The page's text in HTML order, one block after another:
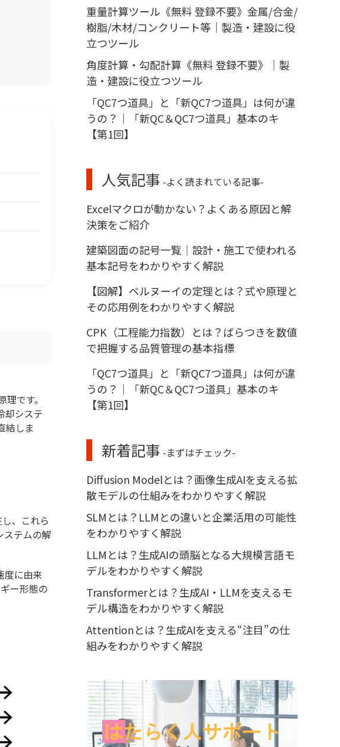
です。
却システ
結しま
、これら
ステムの解
度に由来
ー形態の
重量計算ツール《無料 登録不要》金属/合金/
樹脂/木材/コンクリート等｜製造・建設に役
立つツール
角度計算・勾配計算《無料 登録不要》｜製
造・建設に役立つツール
「QC7つ道具」と「新QC7つ道具」は何が違
うの？｜「新QC＆QC7つ道具」基本のキ
【第1回】
人気記事 -よく読まれている記事-
Excelマクロが動かない？よくある原因と解
決策をご紹介
建築図面の記号一覧｜設計・施工で使われる
基本記号をわかりやすく解説
【図解】ベルヌーイの定理とは？式や原理と
その応用例をわかりやすく解説
CPK（工程能力指数）とは？ばらつきを数値
で把握する品質管理の基本指標
「QC7つ道具」と「新QC7つ道具」は何が違
うの？｜「新QC＆QC7つ道具」基本のキ
【第1回】
新着記事 -まずはチェック-
Diffusion Modelとは？画像生成AIを支える拡
散モデルの仕組みをわかりやすく解説
SLMとは？LLMとの違いと企業活用の可能性
をわかりやすく解説
LLMとは？生成AIの頭脳となる大規模言語モ
デルをわかりやすく解説
Transformerとは？生成AI・LLMを支えるモ
デル構造をわかりやすく解説
Attentionとは？生成AIを支える“注目”の仕
組みをわかりやすく解説